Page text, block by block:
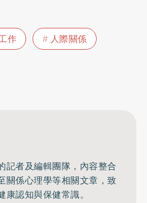
作
人際關係
記者及編輯團隊，內容整合
關係心理學等相關文章，致
認知與保健常識。